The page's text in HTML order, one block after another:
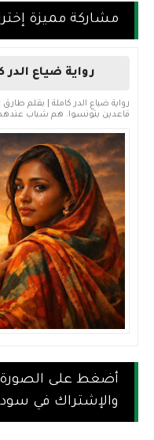
مشاركة مميزة
رواية ضياع الدر
رواية ضياع الدر كاملة | بقلم
قاعدين بتونسوا. هم شباب
أضغط على الصورة
والإشتراك في